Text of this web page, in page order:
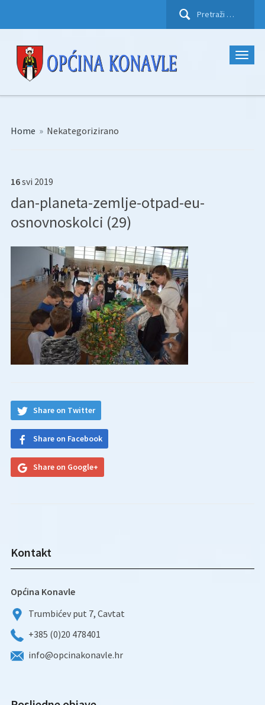
Pretraži:
Home » Nekategorizirano
16svi 2019
dan-planeta-zemlje-otpad-eu-
osnovnoskolci (29)
Share on Twitter
Share on Facebook
Share on Google+
Kontakt
Općina Konavle
Trumbićev put 7, Cavtat
+385 (0)20 478401
info@opcinakonavle.hr